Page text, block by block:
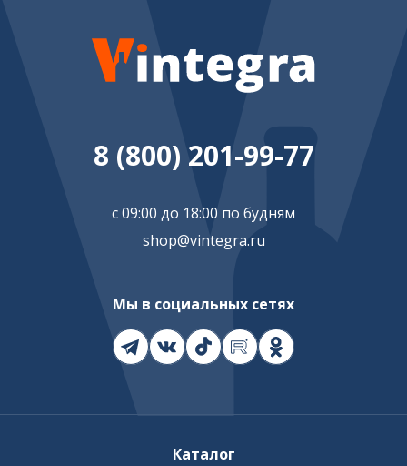
8 (800) 201-99-77
с 09:00 до 18:00 по будням
shop@vintegra.ru
Мы в социальных сетях
Каталог